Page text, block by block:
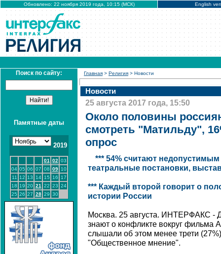
Обновлено: 22 ноября 2019 года, 10:15 (МСК) English
Поиск по сайту:
Памятные даты
2019
01 02 03
04 05 06 07 08 09 10
11
12 13 14 15 16
17
18 19 20 21 22 23 24
25 26 27 28 29 30
Главная > Религия > Новости
Новости
25 августа 2017 года, 15:50
Около половины
смотреть "Матильду",
опрос
*** 54% считают
театральные постановки,
*** Каждый второй говорит о
истории России
Москва. 25 августа. ИНТЕРФАКС -
знают о конфликте вокруг фильма
слышали об этом менее трети
"Общественное мнение".